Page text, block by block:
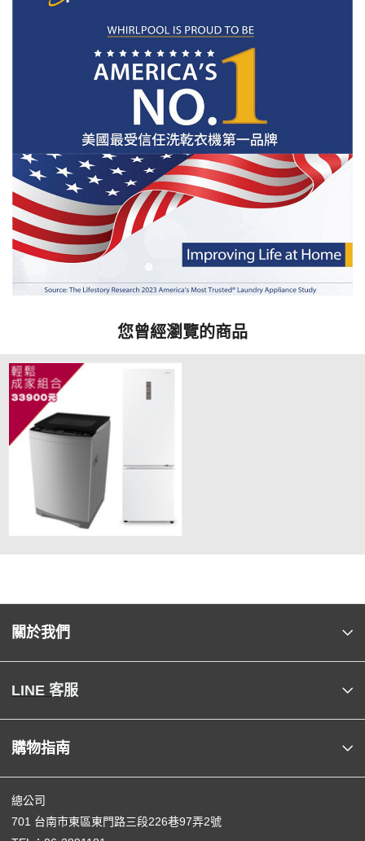
您曾經瀏覽的商品
關於我們
LINE 客服
購物指南
總公司
701 台南市東區東門路三段226巷97弄2號